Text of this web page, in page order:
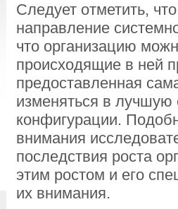
Следует отметить,
направление
что организацию
происходящие в ней
предоставленная
изменяться в лучшую
конфигурации.
внимания
последствия роста
этим ростом и его
их внимания.